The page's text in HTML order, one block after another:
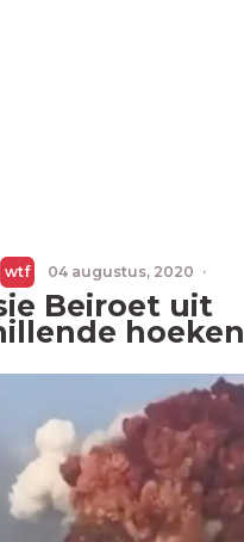
wtf 04 augustus, 2020 ·
Beiroet uit
hoeken